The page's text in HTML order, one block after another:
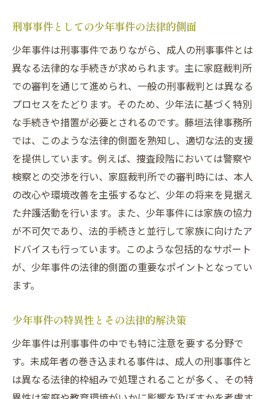
埼玉県における未成年者の権利保護の現状
刑事事件と少年事件の複雑さを乗り越えるため
に必要な弁護士の役割
刑事事件の専門家としての役割とは
少年事件特有の法的問題への対処
弁護士が果たす役割の重要性
少年事件における複雑な手続きの理解
刑事事件と少年事件の法的関係
複雑な問題を解決するための弁護士の知識
迅速で丁寧な対応が少年事件の刑事事件におい
て重要な理由
初動対応のスピードが結果を左右する
藤垣法律事務所の丁寧な対応の具体例
刑事事件における依頼者支援の重要性
刑事事件としての少年事件の法律的側面
少年事件は刑事事件でありながら、成人の刑事事件とは
異なる法律的な手続きが求められます。主に家庭裁判所
での審判を通じて進められ、一般の刑事裁判とは異なる
プロセスをたどります。そのため、少年法に基づく特別
な手続きや措置が必要とされるのです。藤垣法律事務所
では、このような法律的側面を熟知し、適切な法的支援
を提供しています。例えば、捜査段階においては警察や
検察との交渉を行い、家庭裁判所での審判時には、本人
の改心や環境改善を主張するなど、少年の将来を見据え
た弁護活動を行います。また、少年事件には家族の協力
が不可欠であり、法的手続きと並行して家族に向けたア
ドバイスも行っています。このような包括的なサポート
が、少年事件の法律的側面の重要なポイントとなってい
ます。
少年事件の特異性とその法律的解決策
少年事件は刑事事件の中でも特に注意を要する分野で
す。未成年者の巻き込まれる事件は、成人の刑事事件と
は異なる法律的枠組みで処理されることが多く、その特